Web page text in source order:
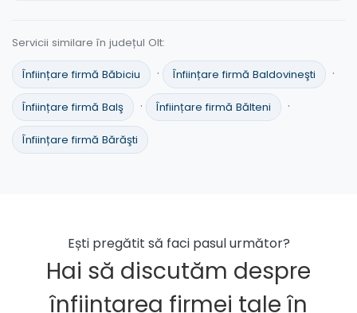
Servicii similare în județul Olt:
Înființare firmă Băbiciu · Înființare firmă Baldovineşti ·
Înființare firmă Balş · Înființare firmă Bălteni ·
Înființare firmă Bărăşti
Ești pregătit să faci pasul următor?
Hai să discutăm despre
înființarea firmei tale în